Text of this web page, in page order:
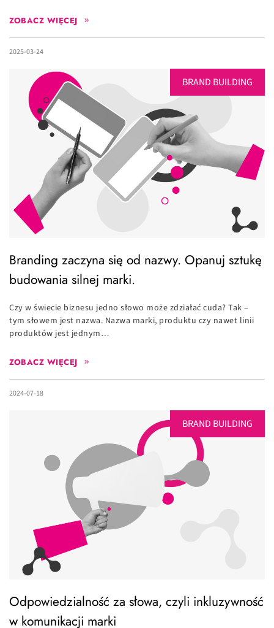
ZOBACZ WIĘCEJ
2025-03-24
BRAND BUILDING
Branding zaczyna się od nazwy. Opanuj sztukę
budowania silnej marki.
Czy w świecie biznesu jedno słowo może zdziałać cuda? Tak –
tym słowem jest nazwa. Nazwa marki, produktu czy nawet linii
produktów jest jednym…
ZOBACZ WIĘCEJ
2024-07-18
BRAND BUILDING
Odpowiedzialność za słowa, czyli inkluzywność
w komunikacji marki